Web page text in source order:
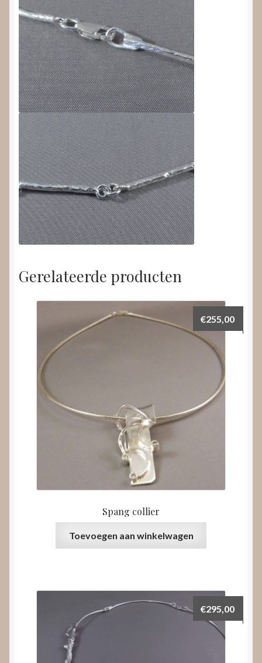
Gerelateerde producten
Spang collier
€255,00
Toevoegen aan winkelwagen
€295,00